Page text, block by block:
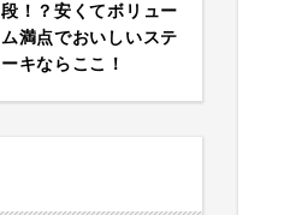
段！？安くてボリュー
ム満点でおいしいステ
ーキならここ！